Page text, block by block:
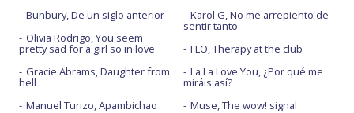
Bunbury, De un siglo anterior
Olivia Rodrigo, You seem
pretty sad for a girl so in love
Gracie Abrams, Daughter from
hell
Manuel Turizo, Apambichao
Karol G, No me arrepiento de
sentir tanto
FLO, Therapy at the club
La La Love You, ¿Por qué me
miráis así?
Muse, The wow! signal